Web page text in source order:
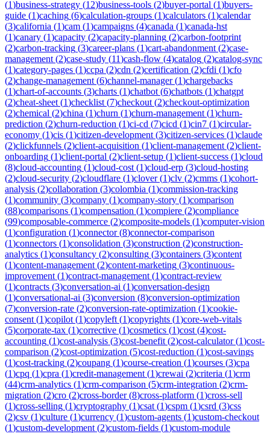
(1)business-strategy (12)business-tools (2)buyer-portal (1)buyers-
guide (1)caching (6)calculation-groups (1)calculators (1)calendar
(3)california (1)cam (1)campaigns (4)canada (1)canada-hst
(1)canary (1)capacity (2)capacity-planning (2)carbon-footprint
(2)carbon-tracking (3)career-plans (1)cart-abandonment (2)case-
management (2)case-study (11)cash-flow (4)catalog (2)catalog-sync
(1)category-pages (1)ccpa (2)cdn (2)certification (2)cfdi (1)cfo
(2)change-management (6)channel-manager(1)chargebacks
(1)chart-of-accounts (3)charts (1)chatbot (6)chatbots (1)chatgpt
(2)cheat-sheet (1)checklist (7)checkout (2)checkout-optimization
(2)chemical (2)china (1)churn (1)churn-management (1)churn-
prediction (2)churn-reduction (1)ci-cd (7)cicd (1)cin7 (1)circular-
economy (1)cis (1)citizen-development (3)citizen-services (1)claude
(2)clickfunnels (2)client-acquisition (1)client-management (2)client-
onboarding (1)client-portal (2)client-setup (1)client-success (1)cloud
(8)cloud-accounting (1)cloud-cost (1)cloud-erp (3)cloud-hosting
(2)cloud-security (2)cloudflare (1)clover(1)clv (2)cmms (1)cohort-
analysis (2)collaboration (3)colombia (1)commission-tracking
(1)community (3)company (1)company-story (1)comparison
(88)comparisons (1)compensation (1)compiere (2)compliance
(99)composable-commerce (2)composite-models (1)computer-vision
(1)configuration (1)connector(8)connector-comparison
(1)connectors (1)consolidation (3)construction (2)construction-
analytics (1)consultancy (2)consulting (3)containers (3)content
(1)content-management (2)content-marketing (3)continuous-
improvement (1)contract-management (1)contract-review
(1)contracts (3)conversation-ai (1)conversation-design
(1)conversational-ai (3)conversion (8)conversion-optimization
(7)conversion-rate (2)conversion-rate-optimization (1)cookie-
consent (1)copilot (1)copyleft (1)copyrights (1)core-web-vitals
(5)corporate-tax (1)corrective (1)cosmetics (1)cost (4)cost-
accounting (1)cost-analysis (3)cost-benefit (2)cost-calculator(1)cost-
comparison (2)cost-optimization (5)cost-reduction (1)cost-savings
(1)cost-tracking (2)coupang (1)course-creation (1)courses (3)cpa
(1)cpq (1)cpra (1)credit-management (1)crewai (2)criteria (1)crm
(44)crm-analytics (1)crm-comparison (5)crm-integration (2)crm-
migration (2)cro (2)cross-border(8)cross-platform (1)cross-sell
(1)cross-selling (1)cryptography (1)csat (1)cspm (1)csrd (3)css
(2)csv (1)culture (1)currency (1)custom-agents (1)custom-checkout
(1)custom-development (2)custom-fields (1)custom-module